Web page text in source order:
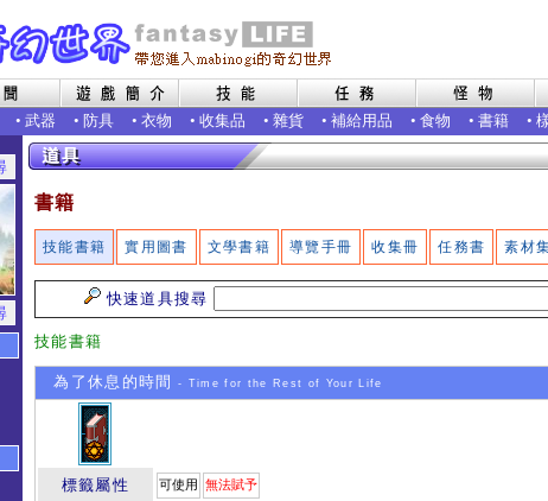
• 武器 • 防具 • 衣物 • 收集品 • 雜貨 • 補給用品 • 食物 • 書籍 •
書籍
技能書籍 實用圖書 文學書籍 導覽手冊 收集冊 任務書 素材
快速道具搜尋
技能書籍
為了休息的時間 - Time for the Rest of Your Life
標籤屬性 可使用 無法賦予